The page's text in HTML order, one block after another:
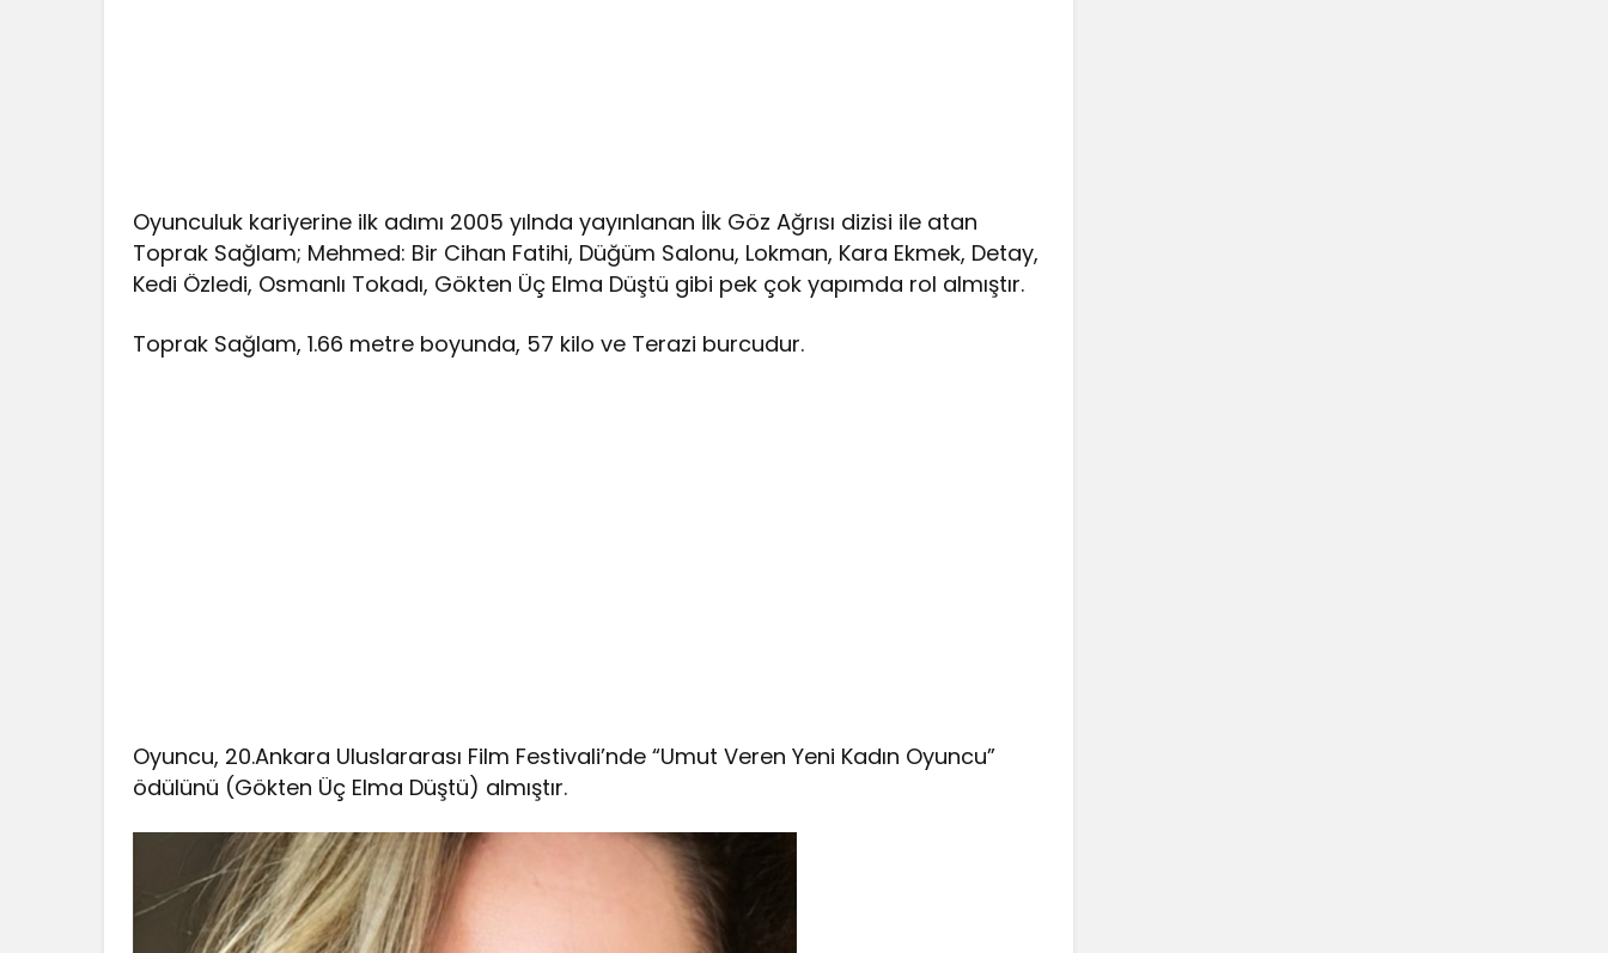
Oyunculuk kariyerine ilk adımı 2005 yılnda yayınlanan İlk Göz Ağrısı dizisi ile atan
Toprak Sağlam; Mehmed: Bir Cihan Fatihi, Düğüm Salonu, Lokman, Kara Ekmek, Detay,
Kedi Özledi, Osmanlı Tokadı, Gökten Üç Elma Düştü gibi pek çok yapımda rol almıştır.
Toprak Sağlam, 1.66 metre boyunda, 57 kilo ve Terazi burcudur.
Oyuncu, 20.Ankara Uluslararası Film Festivali’nde “Umut Veren Yeni Kadın Oyuncu”
ödülünü (Gökten Üç Elma Düştü) almıştır.